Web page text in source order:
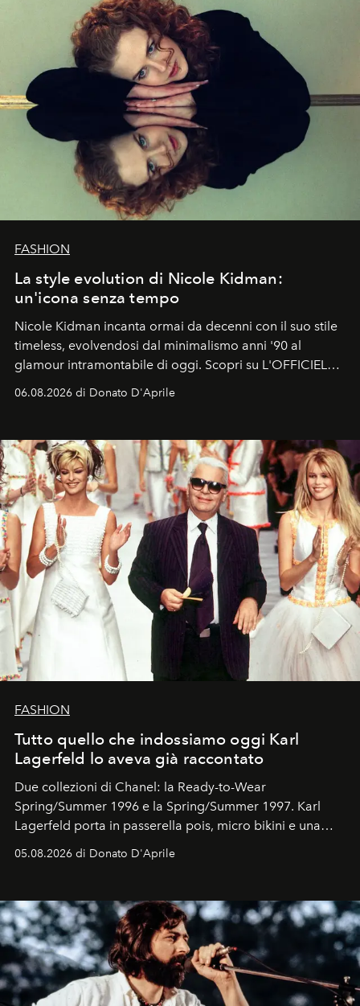
FASHION
La style evolution di Nicole Kidman:
un'icona senza tempo
Nicole Kidman incanta ormai da decenni con il suo stile
timeless, evolvendosi dal minimalismo anni '90 al
glamour intramontabile di oggi. Scopri su L'OFFICIEL
Italia la sua style evolution.
06.08.2026 di Donato D'Aprile
FASHION
Tutto quello che indossiamo oggi Karl
Lagerfeld lo aveva già raccontato
Due collezioni di Chanel: la Ready-to-Wear
Spring/Summer 1996 e la Spring/Summer 1997. Karl
Lagerfeld porta in passerella pois, micro bikini e una
logomania pensata per la spiaggia
Kate, Claudia e Carla una dietro l'altra. Trent'anni dopo,
uno dei documenti più contemporanei che abbiamo.
05.08.2026 di Donato D'Aprile